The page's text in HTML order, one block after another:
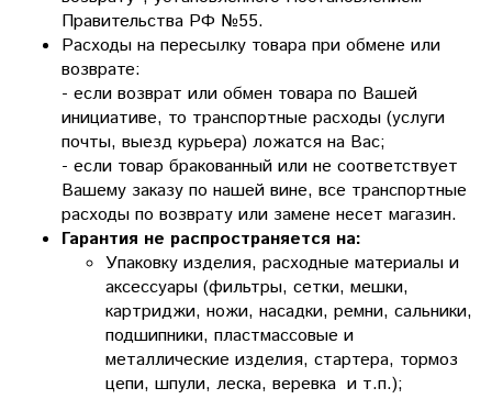
Правительства РФ №55.
Расходы на пересылку товара при обмене или
возврате:
- если возврат или обмен товара по Вашей
инициативе, то транспортные расходы (услуги
почты, выезд курьера) ложатся на Вас;
- если товар бракованный или не соответствует
Вашему заказу по нашей вине, все транспортные
расходы по возврату или замене несет магазин.
Гарантия не распространяется на:
Упаковку изделия, расходные материалы и
аксессуары (фильтры, сетки, мешки,
картриджи, ножи, насадки, ремни, сальники,
подшипники, пластмассовые и
металлические изделия, стартера, тормоз
цепи, шпули, леска, веревка и т.п.);